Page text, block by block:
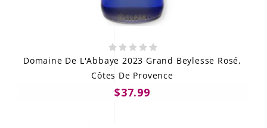
Domaine De L'Abbaye 2023 Grand Beylesse Rosé,
Côtes De Provence
$37.99